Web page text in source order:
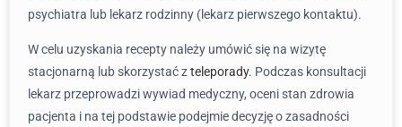
psychiatra lub lekarz rodzinny (lekarz pierwszego kontaktu).
W celu uzyskania recepty należy umówić się na wizytę
stacjonarną lub skorzystać zteleporady. Podczas konsultacji
lekarz przeprowadzi wywiad medyczny, oceni stan zdrowia
pacjenta i na tej podstawie podejmie decyzję o zasadności